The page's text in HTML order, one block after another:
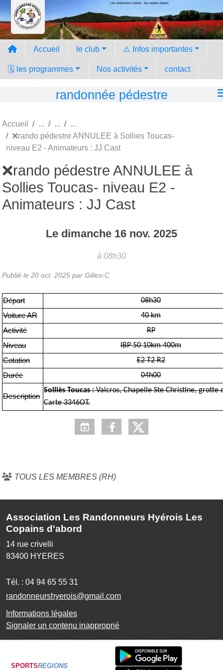
Les randonneurs hyèrois - les copains d'abord
Accueil le club ⚠️ Infos importantes
🗓️ les programmes Nos activités contact
randonnée pédestre
Accueil
❌️rando pédestre ANNULEE à Sollies Toucas-
niveau E2 - Animateurs : JJ Cast
❌️rando pédestre ANNULEE à
Sollies Toucas- niveau E2 -
Animateurs : JJ Cast
Le dimanche 16 nov. 2025
à 08h30
Publié le 20 oct. 2025 par Gilles-C
Départ 08h30
Voiture AR 40 km
Activité RP
Niveau IBP 50 10km 400m
Cotation E2 T2 R2
Durée 04h00
Description
Solliès Toucas :Valcros, Chapelle Ste Christine, grotte
Carte 3346OT.
TOUS LES MEMBRES (RH)
Association Les Randonneurs Hyérois Les
Copains d'abord
14 rue crivelli
83400 HYERES
Tél. : 04 94 65 55 31
randonneurshyerois@gmail.com
Informations légales
Signaler un contenu inapproprié
SPORTSREGIONS
Panneau de gestion des cookies